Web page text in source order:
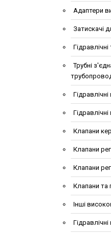
Адаптери
Затискачі
Гідравлічні
Трубні
Клапани
Клапани
Клапани
Клапани та
Інші